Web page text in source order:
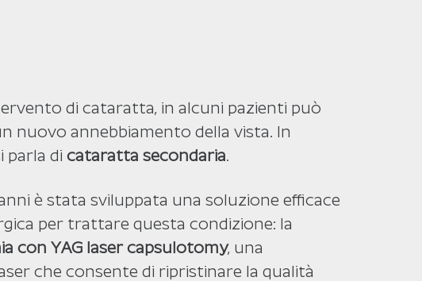
di cataratta, in alcuni pazienti può
nuovo annebbiamento della vista. In
parla di cataratta secondaria.
è stata sviluppata una soluzione efficace
per trattare questa condizione: la
con YAG laser capsulotomy, una
che consente di ripristinare la qualità